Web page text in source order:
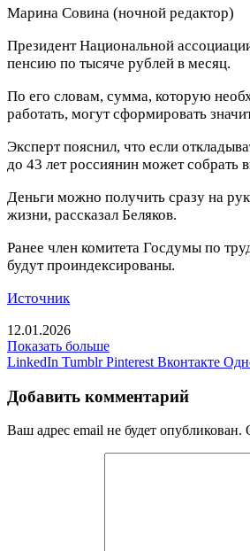
Марина Совина (ночной редактор)
Президент Национальной
пенсию по тысяче рублей в месяц.
По его словам, сумма, которую
работать, могут сформировать
Эксперт пояснил, что если
до 43 лет россиянин может собрать
Деньги можно получить сразу на
жизни, рассказал Беляков.
Ранее член комитета Госдумы по
будут проиндексированы.
Источник
12.01.2026
Показать больше
LinkedIn Tumblr Pinterest Вконтакте
Добавить комментарий
Ваш адрес email не будет опубликован.